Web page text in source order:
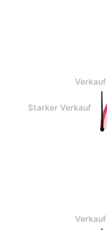
Verkauf
Starker Verkauf
Verkauf